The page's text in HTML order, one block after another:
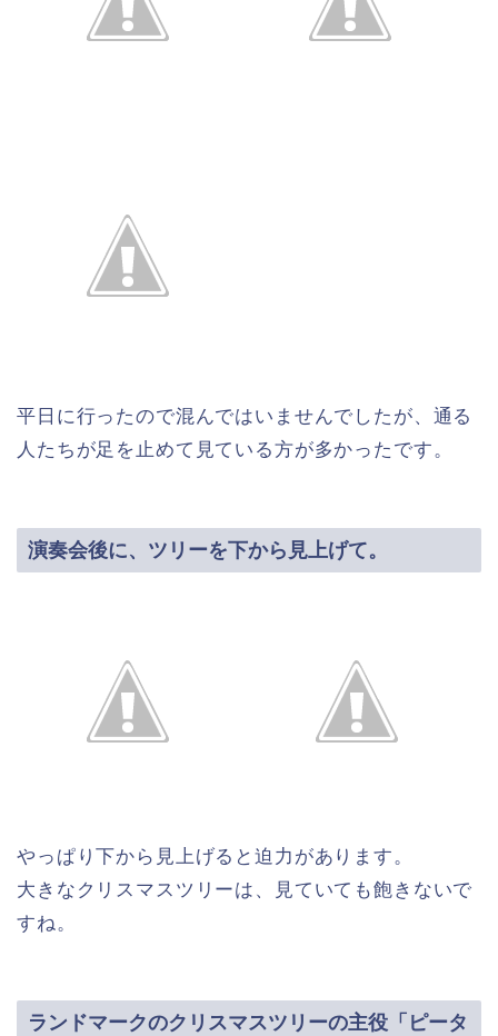
平日に行ったので混んではいませんでしたが、通る
人たちが足を止めて見ている方が多かったです。
演奏会後に、ツリーを下から見上げて。
やっぱり下から見上げると迫力があります。
大きなクリスマスツリーは、見ていても飽きないで
すね。
ランドマークのクリスマスツリーの主役「ピータ